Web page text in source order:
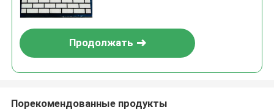
Продолжать
Порекомендованные продукты